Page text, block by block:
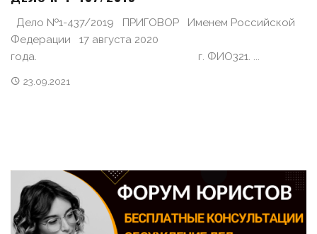
Дело №1-437/2019 ПРИГОВОР Именем Российской
Федерации 17 августа 2020
года. г. ФИО321. ...
23.09.2021